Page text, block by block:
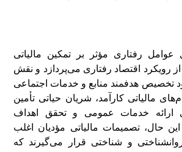
عوامل رفتاری مؤثر بر تمکین مالیاتی
از رویکرد اقتصاد رفتاری می‌پردازد و نقش
تخصیص هدفمند منابع و خدمات اجتماعی
مالیاتی کارآمد، شریان حیاتی تأمین
ارائه خدمات عمومی و تحقق اهداف
این حال، تصمیمات مالیاتی مؤدیان اغلب
و شناختی قرار می‌گیرند که